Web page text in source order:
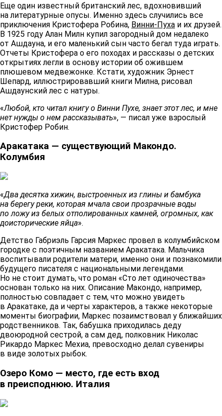
Еще один известный британский лес, вдохновивший
на литературные опусы. Именно здесь случились все
приключения Кристофера Робина, Винни-Пуха и их друзей.
В 1925 году Алан Милн купил загородный дом недалеко
от Ашдауна, и его маленький сын часто бегал туда играть.
Отчеты Кристофера о его походах и рассказы о детских
открытиях легли в основу истории об ожившем
плюшевом медвежонке. Кстати, художник Эрнест
Шепард, иллюстрировавший книги Милна, рисовал
Ашдаунский лес с натуры.
«Любой, кто читал книгу о Винни Пухе, знает этот лес, и мне
нет нужды о нем рассказывать», — писал уже взрослый
Кристофер Робин.
Аракатака — существующий Макондо.
Колумбия
«Два десятка хижин, выстроенных из глины и бамбука
на берегу реки, которая мчала свои прозрачные воды
по ложу из белых отполированных камней, огромных, как
доисторические яйца».
Детство Габриэль Гарсия Маркес провел в колумбийском
городке с поэтичным названием Аракатака. Мальчика
воспитывали родители матери, именно они и познакомили
будущего писателя с национальными легендами.
Но не стоит думать, что роман «Сто лет одиночества»
основан только на них. Описание Макондо, например,
полностью совпадает с тем, что можно увидеть
в Аракатаке, да и черты характеров, а также некоторые
моменты биографии, Маркес позаимствовал у ближайших
родственников. Так, бабушка приходилась деду
двоюродной сестрой, а сам дед, полковник Николас
Рикардо Маркес Мехиа, превосходно делал сувениры
в виде золотых рыбок.
Озеро Комо — место, где есть вход
в преисподнюю. Италия